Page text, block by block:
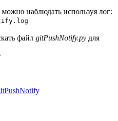
наблюдать используя лог:
файл gitPushNotify.py для